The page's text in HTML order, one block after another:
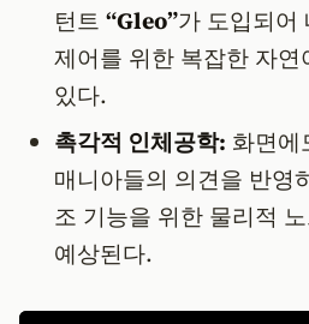
턴트 “Gleo”가 도입되어
제어를 위한 복잡한 자
있다.
촉각적 인체공학: 화면에
매니아들의 의견을 반영
조 기능을 위한 물리적
예상된다.